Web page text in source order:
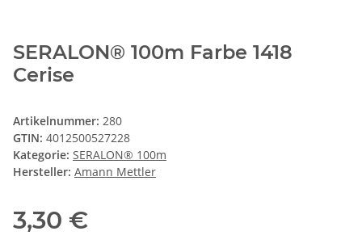
SERALON® 100m Farbe 1418
Cerise
Artikelnummer: 280
GTIN: 4012500527228
Kategorie: SERALON® 100m
Hersteller: Amann Mettler
3,30 €